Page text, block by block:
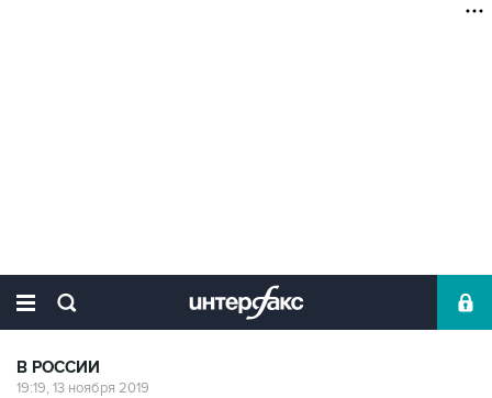
В РОССИИ
19:19, 13 ноября 2019